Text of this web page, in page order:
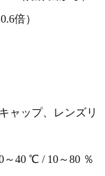
倍）
ャップ、レンズリ
40 ℃ / 10～80 ％